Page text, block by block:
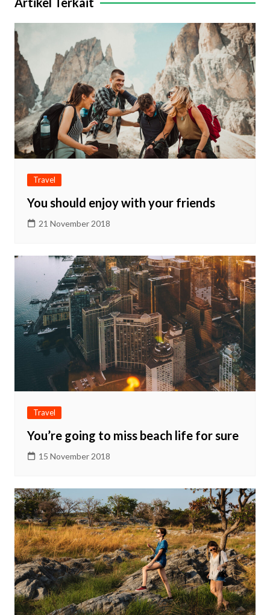
Travel
You should enjoy with your friends
21 November 2018
Travel
You’re going to miss beach life for sure
15 November 2018